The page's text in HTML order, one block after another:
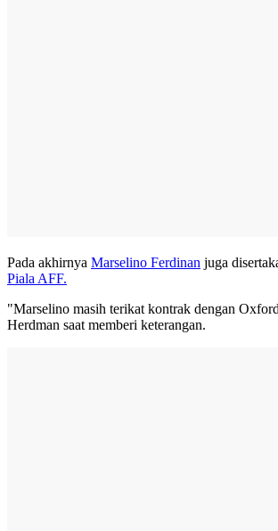
Pada akhirnya Marselino Ferdinan juga
Piala AFF.
"Marselino masih terikat kontrak dengan
Herdman saat memberi keterangan.